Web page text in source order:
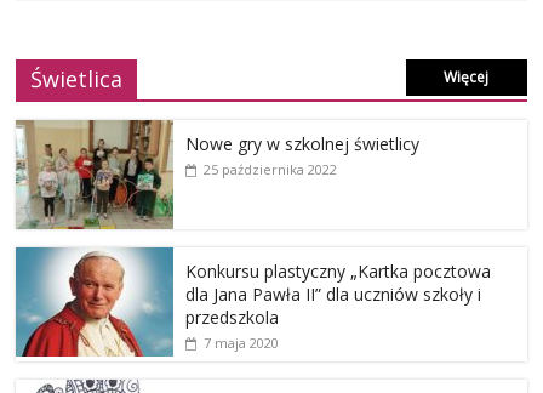
Świetlica Więcej
Nowe gry w szkolnej świetlicy
25 października 2022
Konkursu plastyczny „Kartka pocztowa
dla Jana Pawła II” dla uczniów szkoły i
przedszkola
7 maja 2020